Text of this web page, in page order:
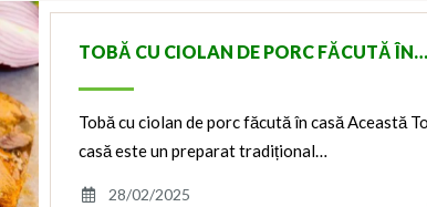
TOBĂ CU CIOLAN DE PORC FĂCUTĂ ÎN…
Tobă cu ciolan de porc făcută în casă Această
casă este un preparat tradițional…
28/02/2025